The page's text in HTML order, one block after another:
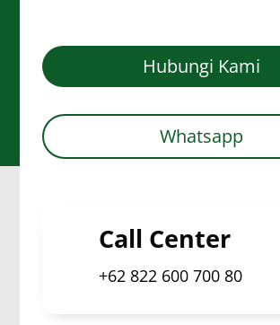
Hubungi Kami
Whatsapp
Call Center
+62 822 600 700 80